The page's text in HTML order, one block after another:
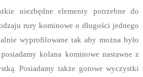
niezbędne elementy potrzebne do
rury kominowe o długości jednego
wyprofilowane tak aby można było
kolana kominowe nastawne z
Posiadamy także gotowe wyczystki